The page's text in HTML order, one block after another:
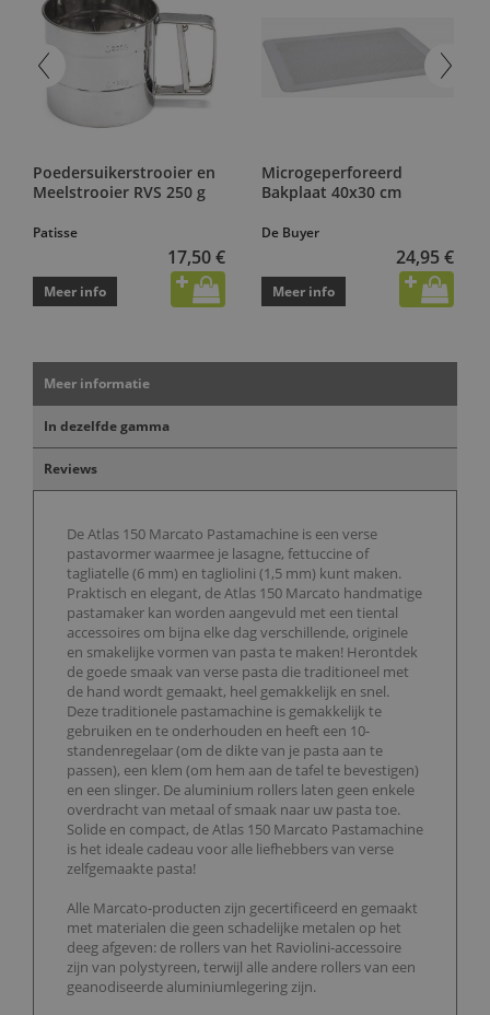
Poedersuikerstrooier en
Meelstrooier RVS 250 g
Patisse
17,50 €
Meer info
Microgeperforeerd
Bakplaat 40x30 cm
De Buyer
24,95 €
Meer info
Meer informatie
In dezelfde gamma
Reviews
De Atlas 150 Marcato Pastamachine is een verse
pastavormer waarmee je lasagne, fettuccine of
tagliatelle (6 mm) en tagliolini (1,5 mm) kunt maken.
Praktisch en elegant, de Atlas 150 Marcato handmatige
pastamaker kan worden aangevuld met een tiental
accessoires om bijna elke dag verschillende, originele
en smakelijke vormen van pasta te maken! Herontdek
de goede smaak van verse pasta die traditioneel met
de hand wordt gemaakt, heel gemakkelijk en snel.
Deze traditionele pastamachine is gemakkelijk te
gebruiken en te onderhouden en heeft een 10-
standenregelaar (om de dikte van je pasta aan te
passen), een klem (om hem aan de tafel te bevestigen)
en een slinger. De aluminium rollers laten geen enkele
overdracht van metaal of smaak naar uw pasta toe.
Solide en compact, de Atlas 150 Marcato Pastamachine
is het ideale cadeau voor alle liefhebbers van verse
zelfgemaakte pasta!
Alle Marcato-producten zijn gecertificeerd en gemaakt
met materialen die geen schadelijke metalen op het
deeg afgeven: de rollers van het Raviolini-accessoire
zijn van polystyreen, terwijl alle andere rollers van een
geanodiseerde aluminiumlegering zijn.